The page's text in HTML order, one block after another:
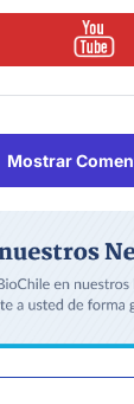
Mostrar